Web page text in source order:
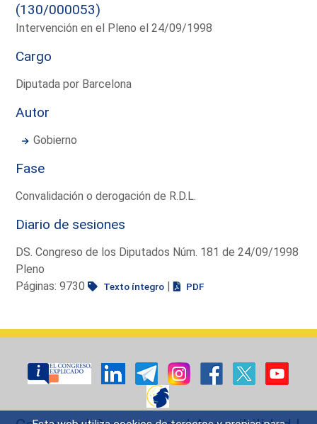
(130/000053)
Intervención en el Pleno el 24/09/1998
Cargo
Diputada por Barcelona
Autor
Gobierno
Fase
Convalidación o derogación de R.D.L.
Diario de sesiones
DS. Congreso de los Diputados Núm. 181 de 24/09/1998
Pleno
Páginas: 9730
Texto íntegro | PDF